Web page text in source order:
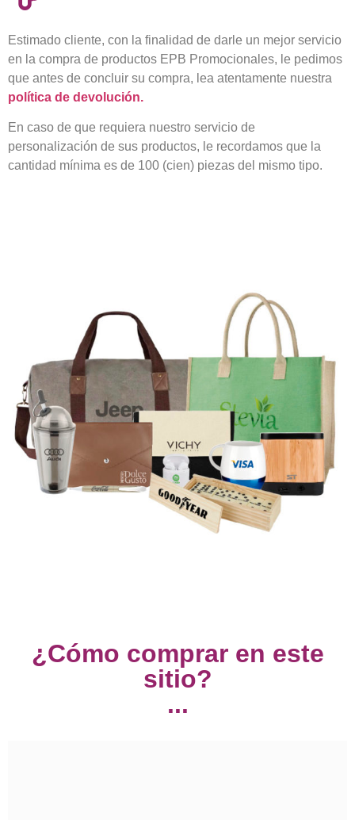
Estimado cliente, con la finalidad de darle un mejor servicio
en la compra de productos EPB Promocionales, le pedimos
que antes de concluir su compra, lea atentamente nuestra
política de devolución.
En caso de que requiera nuestro servicio de
personalización de sus productos, le recordamos que la
cantidad mínima es de 100 (cien) piezas del mismo tipo.
¿Cómo comprar en este
sitio?
...